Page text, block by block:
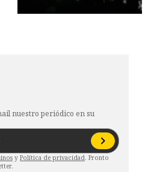
nuestro periódico en su
y Política de privacidad. Pronto